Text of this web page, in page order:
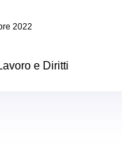
2022
e Diritti